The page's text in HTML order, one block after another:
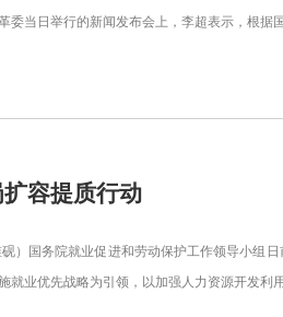
当日举行的新闻发布会上，李超表示，根据国
容提质行动
国务院就业促进和劳动保护工作领导小组日
就业优先战略为引领，以加强人力资源开发利